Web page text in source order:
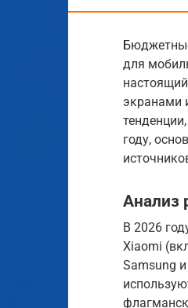
для
экранами
году,
Анализ
В 2026
Xiaomi
Samsung